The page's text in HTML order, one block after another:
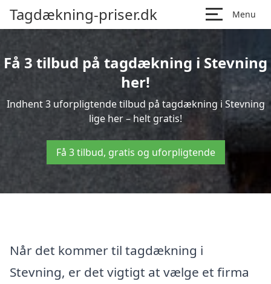
Tagdækning-priser.dk Menu
Få 3 tilbud på tagdækning i Stevning
her!
Indhent 3 uforpligtende tilbud på tagdækning i Stevning
lige her – helt gratis!
Få 3 tilbud, gratis og uforpligtende
Når det kommer til tagdækning i
Stevning, er det vigtigt at vælge et firma